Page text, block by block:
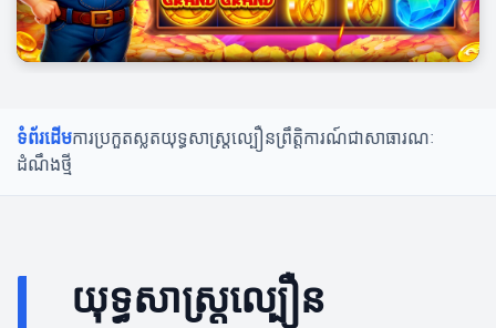
ទំព័រដើមការប្រកួតស្លតយុទ្ធសាស្ត្រល្បឿនព្រឹត្តិការណ៍ជាសាធារណៈ
ដំណឹងថ្មី
យុទ្ធសាស្ត្រល្បឿន